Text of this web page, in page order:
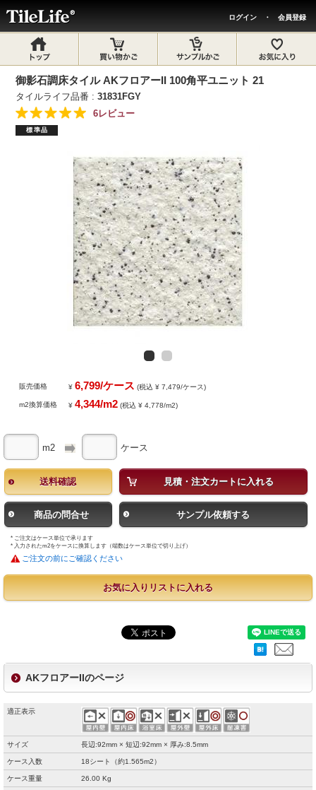
ログイン ・ 会員登録
御影石調床タイル AKフロアーII 100角平ユニット 21
タイルライフ品番 :31831FGY
6レビュー
標準品
販売価格 ¥6,799/ケース (税込 ¥ 7,479/ケース)
m2換算価格 ¥4,344/m2 (税込 ¥ 4,778/m2)
m2 ケース
送料確認 見積・注文カートに入れる
商品の問合せ サンプル依頼する
* ご注文はケース単位で承ります
* 入力されたm2をケースに換算します（端数はケース単位で切り上げ）
ご注文の前にご確認ください
お気に入りリストに入れる
AKフロアーIIのページ
適正表示
サイズ 長辺:92mm × 短辺:92mm × 厚み:8.5mm
ケース入数 18シート（約1.565m2）
ケース重量 26.00 Kg